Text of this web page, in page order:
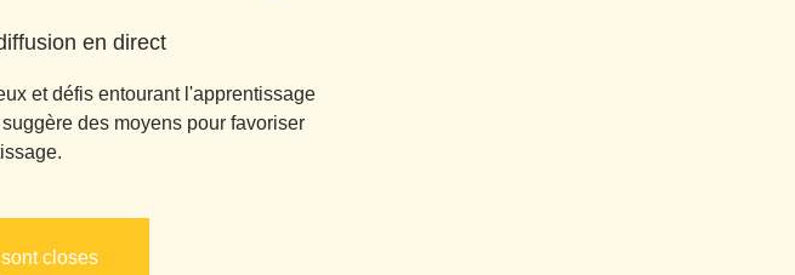
en direct
et défis entourant l'apprentissage
des moyens pour favoriser
closes